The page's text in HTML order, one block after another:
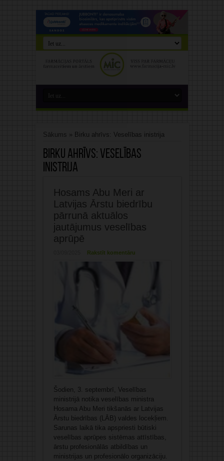
Sākums » Birku ahrīvs: Veselības inistrija
Birku ahrīvs: Veselības
inistrija
Hosams Abu Meri ar
Latvijas Ārstu biedrību
pārrunā aktuālos
jautājumus veselības
aprūpē
Rakstīt komentāru
Šodien, 3. septembrī, Veselības
ministrijā notika veselības ministra
Hosama Abu Meri tikšanās ar Latvijas
Ārstu biedrības (LĀB) valdes locekļiem.
Sarunas laikā tika apspriesti būtiski
veselības aprūpes sistēmas attīstības,
ārstu profesionālās atbildības un
ministrijas un profesionālo organizāciju.